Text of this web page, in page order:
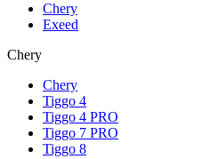
Chery
Exeed
Chery
Chery
Tiggo 4
Tiggo 4 PRO
Tiggo 7 PRO
Tiggo 8